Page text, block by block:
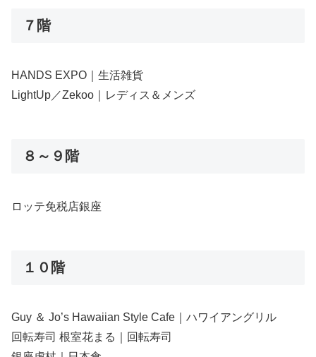
７階
HANDS EXPO｜生活雑貨
LightUp／Zekoo｜レディス＆メンズ
８～９階
ロッテ免税店銀座
１０階
Guy ＆ Jo’s Hawaiian Style Cafe｜ハワイアングリル
回転寿司 根室花まる｜回転寿司